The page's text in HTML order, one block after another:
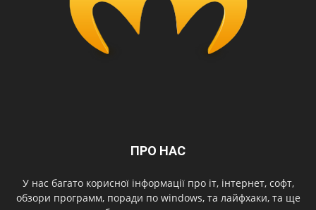
ПРО НАС
У нас багато корисної інформації про іт, інтернет, софт,
обзори программ, поради по windows, та лайфхаки, та ще